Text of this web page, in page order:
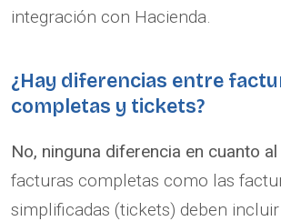
integración con Hacienda.
¿Hay diferencias entre
completas y tickets?
No, ninguna diferencia en cuanto al
facturas completas como las
simplificadas (tickets) deben